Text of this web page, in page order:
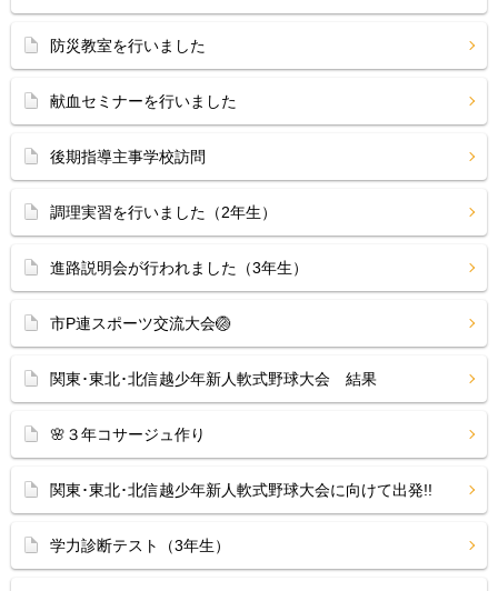
防災教室を行いました
献血セミナーを行いました
後期指導主事学校訪問
調理実習を行いました（2年生）
進路説明会が行われました（3年生）
市P連スポーツ交流大会🏐
関東･東北･北信越少年新人軟式野球大会 結果
🌸３年コサージュ作り
関東･東北･北信越少年新人軟式野球大会に向けて出発!!
学力診断テスト（3年生）